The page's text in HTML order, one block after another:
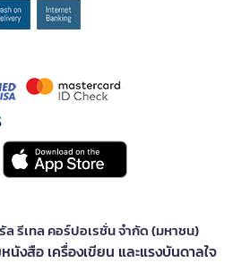
ล รีเทล คอร์ปอเรชั่น จำกัด (มหาชน)
นังสือ เครื่องเขียน และแรงบันดาลใจ